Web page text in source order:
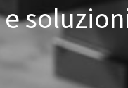
esoluzion